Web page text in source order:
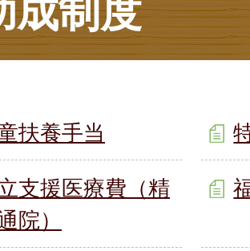
成制度
扶養手当
支援医療費（精
院）